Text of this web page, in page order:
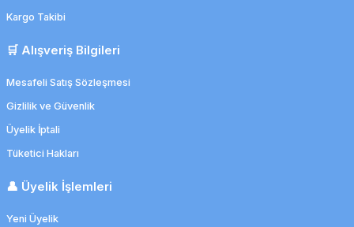
Kargo Takibi
🛒 Alışveriş Bilgileri
Mesafeli Satış Sözleşmesi
Gizlilik ve Güvenlik
Üyelik İptali
Tüketici Hakları
👤 Üyelik İşlemleri
Yeni Üyelik